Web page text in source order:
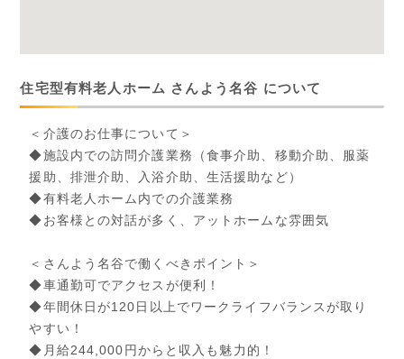
住宅型有料老人ホーム さんよう名谷 について
＜介護のお仕事について＞
◆施設内での訪問介護業務（食事介助、移動介助、服薬
援助、排泄介助、入浴介助、生活援助など）
◆有料老人ホーム内での介護業務
◆お客様との対話が多く、アットホームな雰囲気
＜さんよう名谷で働くべきポイント＞
◆車通勤可でアクセスが便利！
◆年間休日が120日以上でワークライフバランスが取り
やすい！
◆月給244,000円からと収入も魅力的！